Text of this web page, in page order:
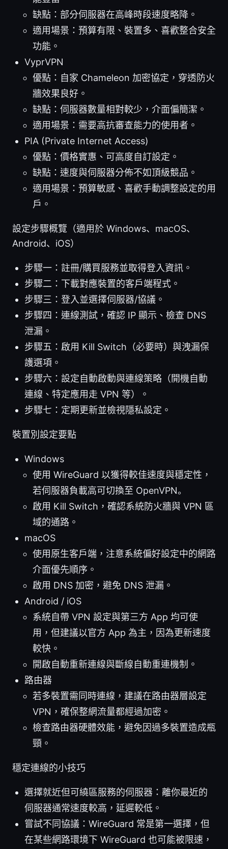
缺點：部分伺服器在高峰時段速度略降。
適用場景：預算有限、裝置多、喜歡整合安全
功能。
VyprVPN
優點：自家 Chameleon 加密協定，穿透防火
牆效果良好。
缺點：伺服器數量相對較少，介面偏簡潔。
適用場景：需要高抗審查能力的使用者。
PIA (Private Internet Access)
優點：價格實惠、可高度自訂設定。
缺點：速度與伺服器分佈不如頂級競品。
適用場景：預算敏感、喜歡手動調整設定的用
戶。
設定步驟概覽（適用於 Windows、macOS、
Android、iOS）
步驟一：註冊/購買服務並取得登入資訊。
步驟二：下載對應裝置的客戶端程式。
步驟三：登入並選擇伺服器/協議。
步驟四：連線測試，確認 IP 顯示、檢查 DNS
泄漏。
步驟五：啟用 Kill Switch（必要時）與洩漏保
護選項。
步驟六：設定自動啟動與連線策略（開機自動
連線、特定應用走 VPN 等）。
步驟七：定期更新並檢視隱私設定。
裝置別設定要點
Windows
使用 WireGuard 以獲得較佳速度與穩定性，
若伺服器負載高可切換至 OpenVPN。
啟用 Kill Switch，確認系統防火牆與 VPN 區
域的通路。
macOS
使用原生客戶端，注意系統偏好設定中的網路
介面優先順序。
啟用 DNS 加密，避免 DNS 泄漏。
Android / iOS
系統自帶 VPN 設定與第三方 App 均可使
用，但建議以官方 App 為主，因為更新速度
較快。
開啟自動重新連線與斷線自動重連機制。
路由器
若多裝置需同時連線，建議在路由器層設定
VPN，確保整網流量都經過加密。
檢查路由器硬體效能，避免因過多裝置造成瓶
頸。
穩定連線的小技巧
選擇就近但可繞區服務的伺服器：離你最近的
伺服器通常速度較高，延遲較低。
嘗試不同協議：WireGuard 常是第一選擇，但
在某些網路環境下 WireGuard 也可能被限速，